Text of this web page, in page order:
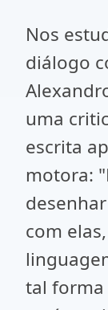
Nos
diálogo
uma
escrita
motora:
com
tal forma